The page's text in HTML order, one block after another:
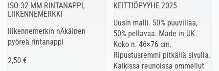
ISO 32 MM RINTANAPPI,
LIIKENNEMERKKI
liikennemerkin nÄkäinen
pyöreä rintanappi
2,50 €
KEITTIÖPYYHE 2025
Uusin malli. 50% puuvillaa,
50% pellavaa. Made in UK.
Koko n. 46×76 cm.
Ripustusremmi pitkällä sivulla.
Kaikissa reunoissa ommellut